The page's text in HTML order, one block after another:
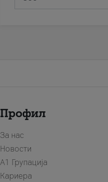
Профил
За нас
Новости
А1 Групација
Кариера